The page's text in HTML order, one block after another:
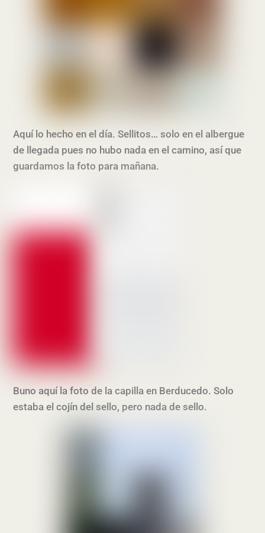
Aquí lo hecho en el día. Sellitos… solo en el albergue
de llegada pues no hubo nada en el camino, así que
guardamos la foto para mañana.
Buno aquí la foto de la capilla en Berducedo. Solo
estaba el cojín del sello, pero nada de sello.